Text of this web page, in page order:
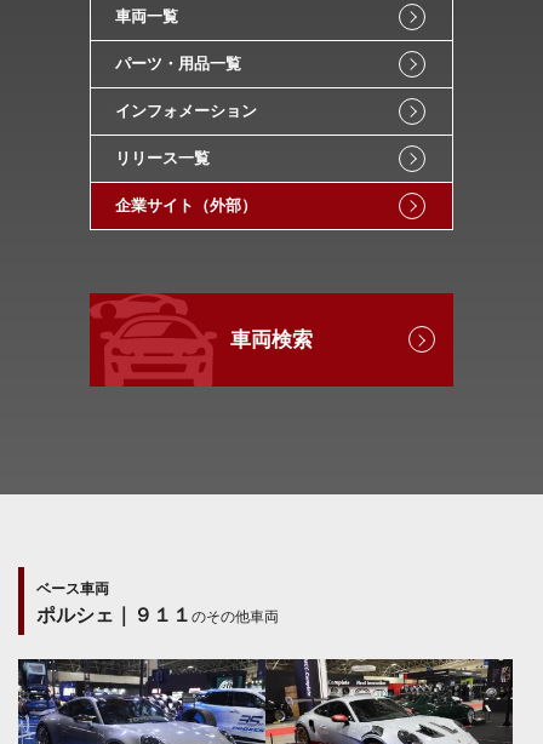
車両一覧
パーツ・用品一覧
インフォメーション
リリース一覧
企業サイト（外部）
車両検索
ベース車両
ポルシェ｜９１１ のその他車両